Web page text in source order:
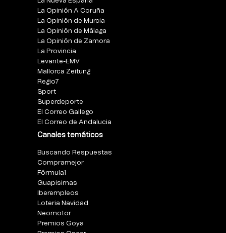
La Opinión A Coruña
La Opinión de Murcia
La Opinión de Málaga
La Opinión de Zamora
La Provincia
Levante-EMV
Mallorca Zeitung
Regio7
Sport
Superdeporte
El Correo Gallego
El Correo de Andalucia
Canales temáticos
Buscando Respuestas
Compramejor
Fórmula1
Guapisimas
Iberempleos
Loteria Navidad
Neomotor
Premios Goya